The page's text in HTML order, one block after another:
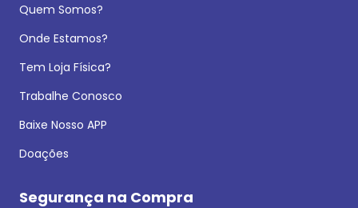
Quem Somos?
Onde Estamos?
Tem Loja Física?
Trabalhe Conosco
Baixe Nosso APP
Doações
Segurança na Compra